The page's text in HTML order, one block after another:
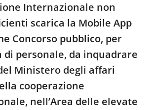
Internazionale non
scarica la Mobile App
Concorso pubblico, per
di personale, da inquadrare
Ministero degli affari
cooperazione
nell’Area delle elevate